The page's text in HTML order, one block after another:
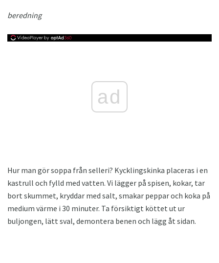
beredning
ad
Hur man gör soppa från selleri? Kycklingskinka placeras i en
kastrull och fylld med vatten. Vi lägger på spisen, kokar, tar
bort skummet, kryddar med salt, smakar peppar och koka på
medium värme i 30 minuter. Ta försiktigt köttet ut ur
buljongen, lätt sval, demontera benen och lägg åt sidan.